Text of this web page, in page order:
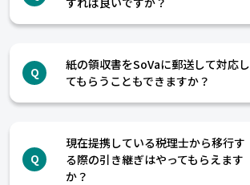
Q
紙の領収書をSoVaに郵送して対応し
てもらうこともできますか？
Q
現在提携している税理士から移行す
る際の引き継ぎはやってもらえます
か？